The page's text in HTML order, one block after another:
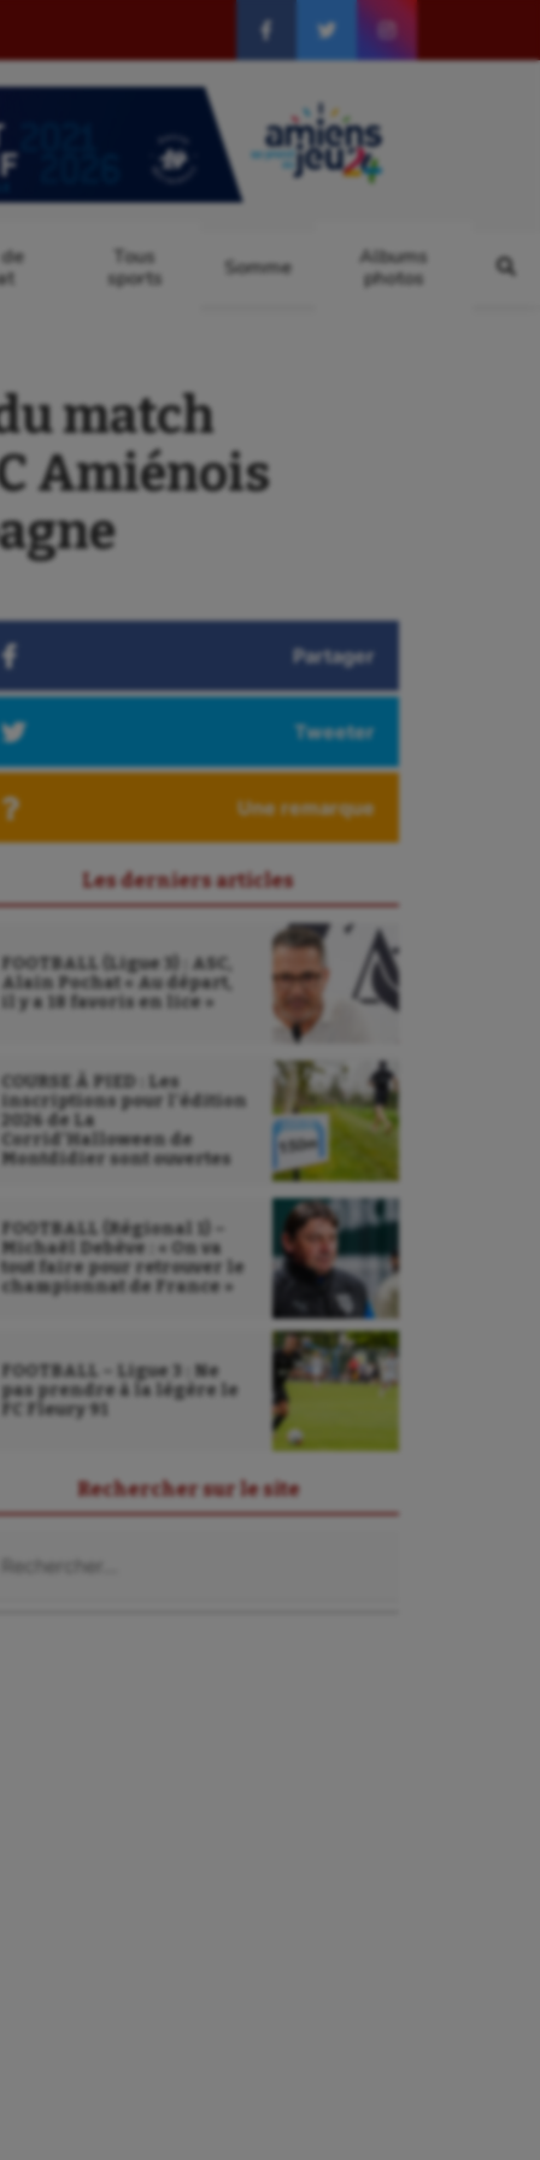
Tous
sports
Somme
Albums
photos
match
Amiénois
Partager
Tweeter
Une remarque
Les derniers articles
FOOTBALL (Ligue 3) : ASC,
Alain Pochat « Au départ,
il y a 18 favoris en lice »
COURSE À PIED : Les
inscriptions pour l’édition
2026 de La
Corrid’Halloween de
Montdidier sont ouvertes
FOOTBALL (Régional 1) –
Michaël Debève : « On va
tout faire pour retrouver le
championnat de France »
FOOTBALL – Ligue 3 : Ne
pas prendre à la légère le
FC Fleury 91
Rechercher sur le site